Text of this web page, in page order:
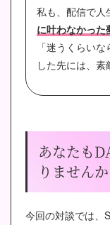
私も、配信で人
に叶わなかっ
「迷うくらい
した先には、素
あなたも
りませんか
今回の対談では、